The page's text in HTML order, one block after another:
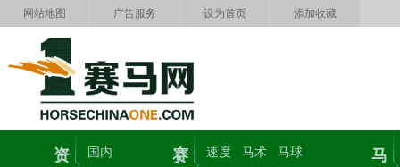
网站地图 广告服务 设为首页 添加收藏
资
国内
赛
速度 马术
马球
马